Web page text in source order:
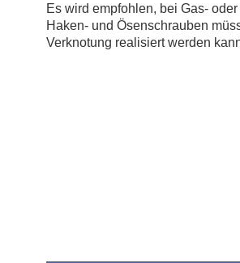
Es wird empfohlen, bei Gas-
Haken- und Ösenschrauben
Verknotung realisiert werden